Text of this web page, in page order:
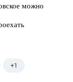
можно
+1